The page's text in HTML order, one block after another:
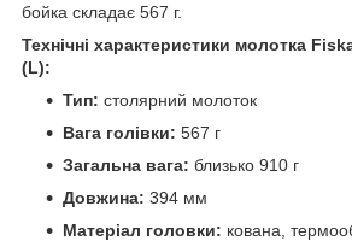
бойка складає 567 г.
Технічні характеристики молотка
(L):
Тип: столярний молоток
Вага голівки: 567 г
Загальна вага: близько 910 г
Довжина: 394 мм
Матеріал головки: кована,